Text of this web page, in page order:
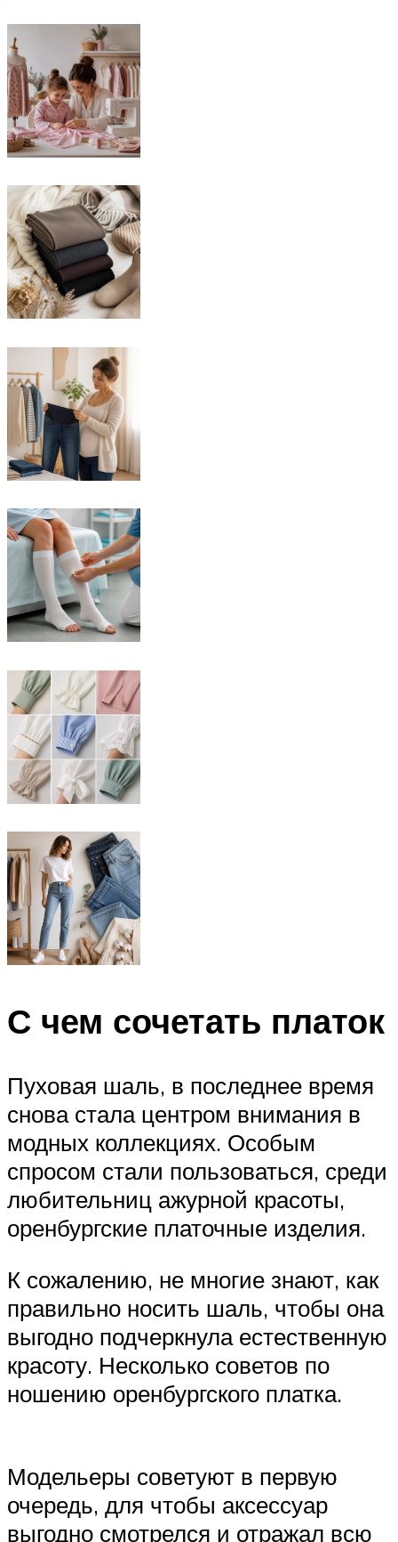
С чем сочетать платок
Пуховая шаль, в последнее время
снова стала центром внимания в
модных коллекциях. Особым
спросом стали пользоваться, среди
любительниц ажурной красоты,
оренбургские платочные изделия.
К сожалению, не многие знают, как
правильно носить шаль, чтобы она
выгодно подчеркнула естественную
красоту. Несколько советов по
ношению оренбургского платка.
Модельеры советуют в первую
очередь, для чтобы аксессуар
выгодно смотрелся и отражал всю